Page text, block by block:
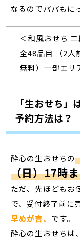
なるのでパパもに
＜和風おせち 二
全48品目 （2
無料）一部エリ
「生おせち
予約方法は？
酔心の生おせちの
（日）17時
ただ、先ほどもお
で、受付終了前に
早めが吉、 です。
酔心の生おせちは